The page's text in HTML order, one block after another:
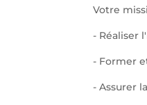
Votre
- Réaliser
- Former
- Assurer